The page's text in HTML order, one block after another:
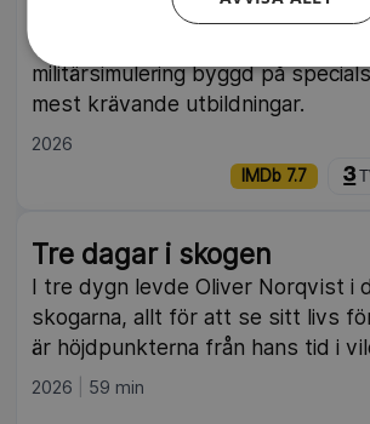
livs tuffaste prövning. En rå och
realityserie där deltagarna kastas
militärsimulering byggd på
mest krävande utbildningar.
2026
IMDb 7.7
Tre dagar i skogen
I tre dygn levde Oliver Norqvist i
skogarna, allt för att se sitt livs
är höjdpunkterna från hans tid i
2026 59 min